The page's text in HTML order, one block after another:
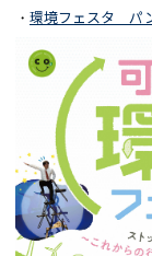
・ 環境フェスタ パ